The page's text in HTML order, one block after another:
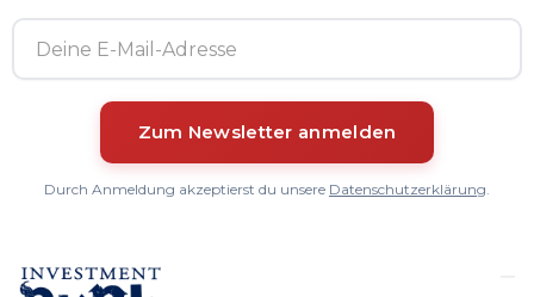
Durch Anmeldung akzeptierst du unsere Datenschutzerklärung.